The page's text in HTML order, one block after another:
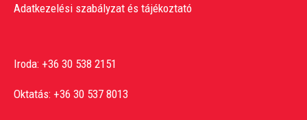
Adatkezelési szabályzat és tájékoztató
Iroda: +36 30 538 2151
Oktatás: +36 30 537 8013